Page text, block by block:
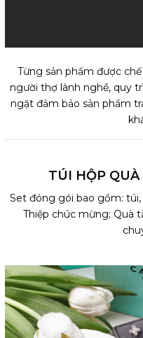
Từng sản phẩm được
người thợ lành nghề, quy
ngặt đảm bảo sản phẩm
TÚI HỘP
Set đóng gói bao gồm: túi,
Thiệp chúc mừng; Quà